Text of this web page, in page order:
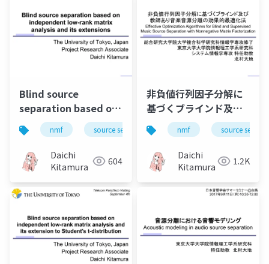
Blind source
separation based on
independent low-
rank matrix analysis
and its extensions
nmf source separation music bss
Daichi
Kitamura
604
非負値行列因子分解に
基づくブラインド及び
教師あり音楽音源分離
の効果的最適化法
nmf source
Daichi
Kitamura
1.2K